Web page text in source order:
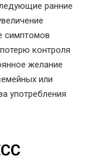
ранние
симптомов
контроля
желание
или
употребления